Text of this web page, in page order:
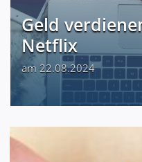
Geld
Netflix
am 22.08.2024